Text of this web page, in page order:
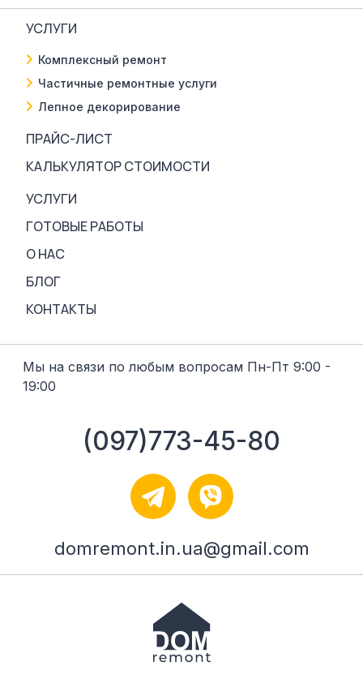
УСЛУГИ
Комплексный ремонт
Частичные ремонтные услуги
Лепное декорирование
ПРАЙС-ЛИСТ
КАЛЬКУЛЯТОР СТОИМОСТИ
УСЛУГИ
ГОТОВЫЕ РАБОТЫ
О НАС
БЛОГ
КОНТАКТЫ
Мы на связи по любым вопросам Пн-Пт 9:00 -
19:00
(097)773-45-80
domremont.in.ua@gmail.com